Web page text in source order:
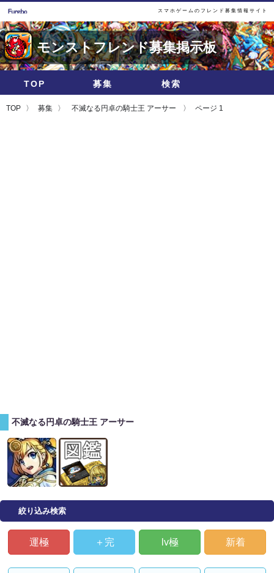
スマホゲームのフレンド募集情報サイト
モンストフレンド募集掲示板
TOP 募集 検索
TOP 募集 不滅なる円卓の騎士王 アーサー ページ 1
不滅なる円卓の騎士王 アーサー
絞り込み検索
運極 ＋完 lv極 新着